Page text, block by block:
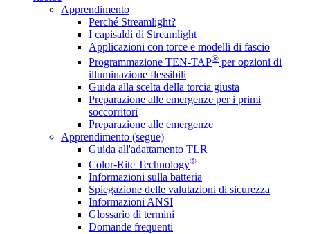
Apprendimento
Perché Streamlight?
I capisaldi di Streamlight
Applicazioni con torce e modelli di fascio
Programmazione TEN-TAP® per opzioni di
illuminazione flessibili
Guida alla scelta della torcia giusta
Preparazione alle emergenze per i primi
soccorritori
Preparazione alle emergenze
Apprendimento (segue)
Guida all'adattamento TLR
Color-Rite Technology®
Informazioni sulla batteria
Spiegazione delle valutazioni di sicurezza
Informazioni ANSI
Glossario di termini
Domande frequenti